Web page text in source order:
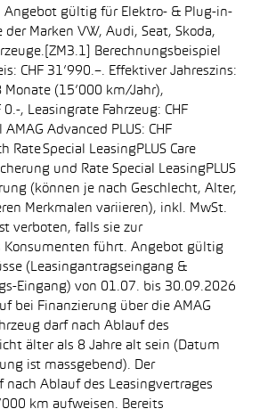
Angebot gültig für Elektro- & Plug-in-
der Marken VW, Audi, Seat, Skoda,
Berechnungsbeispiel
CHF 31’990.–. Effektiver Jahreszins:
(15’000 km/Jahr),
0.-, Leasingrate Fahrzeug: CHF
Advanced PLUS: CHF
Rate Special LeasingPLUS Care
und Rate Special LeasingPLUS
(können je nach Geschlecht, Alter,
Merkmalen variieren), inkl. MwSt.
verboten, falls sie zur
Konsumenten führt. Angebot gültig
(Leasingantragseingang &
Eingang) von 01.07. bis 30.09.2026
bei Finanzierung über die AMAG
darf nach Ablauf des
älter als 8 Jahre alt sein (Datum
ist massgebend). Der
nach Ablauf des Leasingvertrages
km aufweisen. Bereits